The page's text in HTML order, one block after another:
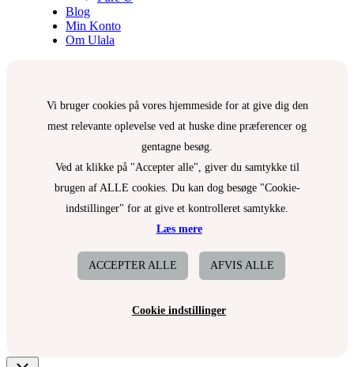
Blog
Min Konto
Om Ulala
Vi bruger cookies på vores hjemmeside for at give dig den
mest relevante oplevelse ved at huske dine præferencer og
gentagne besøg.
Ved at klikke på "Accepter alle", giver du samtykke til
brugen af ALLE cookies. Du kan dog besøge "Cookie-
indstillinger" for at give et kontrolleret samtykke.
Læs mere
ACCEPTER ALLE AFVIS ALLE
Cookie indstillinger